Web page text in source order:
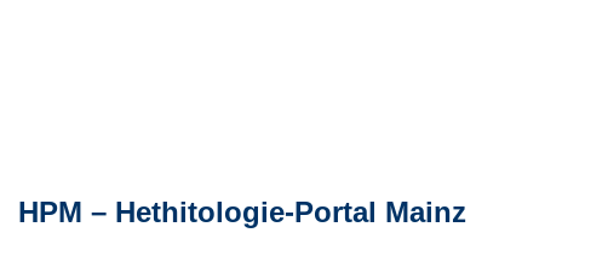
HPM – Hethitologie-Portal Mainz